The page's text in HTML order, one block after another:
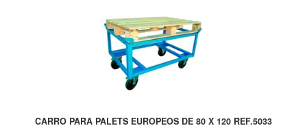
CARRO PARA PALETS EUROPEOS DE 80 X 120 REF.5033